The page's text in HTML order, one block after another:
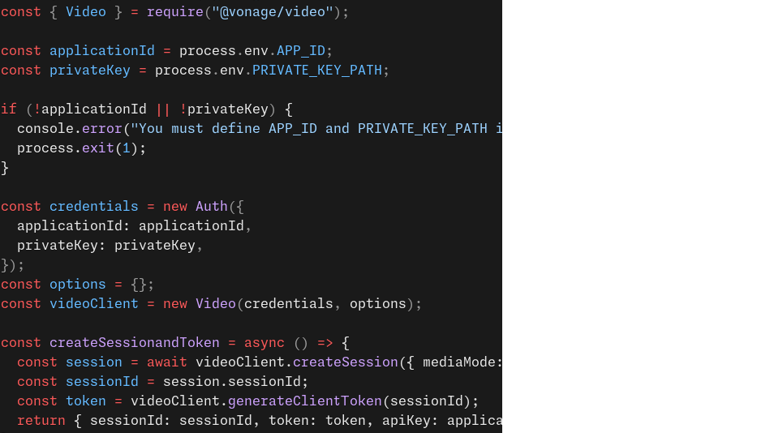
const { Video } = require ( "@vonage/video" );
const applicationId = process . env .APP_ID ;
const privateKey = process . env . PRIVATE_KEY_PATH ;
if ( ! applicationId ! privateKey ) {
  console.
error ( "You must define APP_ID and PRIVATE_KEY_PATH in the .env file"
  process.
exit ( 1 );
}
const credentials = new Auth ({
  applicationId: applicationId
,
  privateKey: privateKey
,
});
const options = {};
const videoClient = new Video ( credentials , options );
const createSessionandToken = async () => {
  const
session = await videoClient. createSession ({ mediaMode:
  const
sessionId = session.sessionId;
  const
token = videoClient. generateClientToken (sessionId);
  return
{ sessionId: sessionId, token: token, apiKey: applicationId };